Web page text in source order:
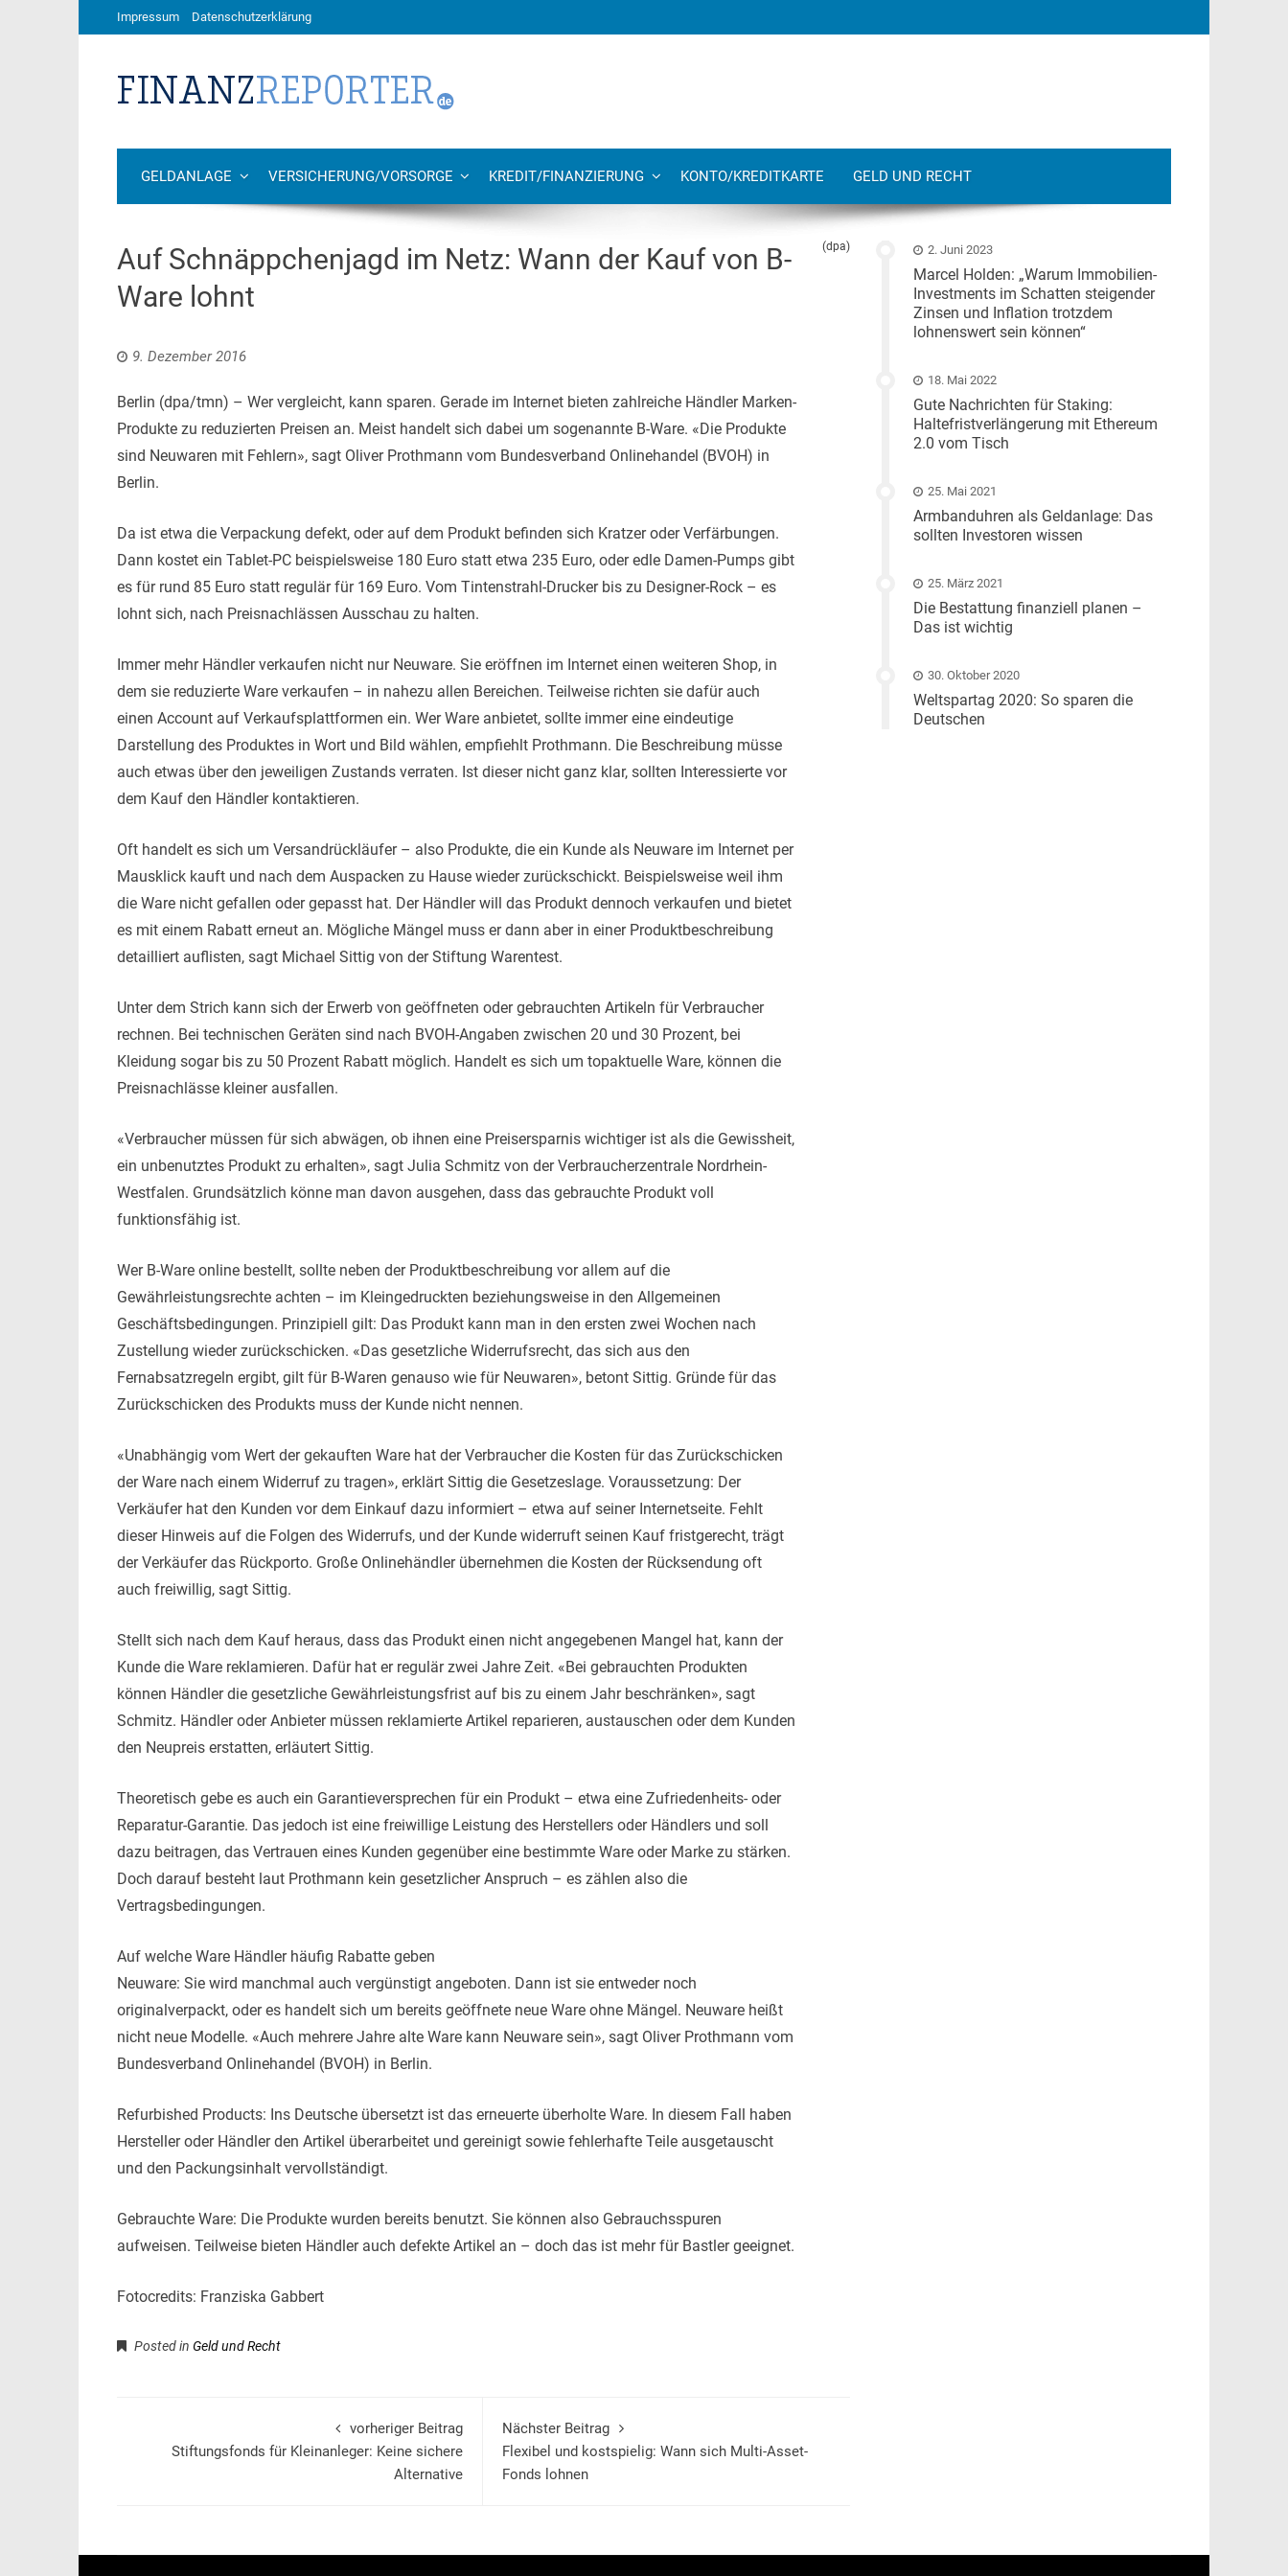
Impressum Datenschutzerklärung
GELDANLAGE VERSICHERUNG/VORSORGE KREDIT/FINANZIERUNG KONTO/KREDITKARTE GELD UND RECHT
Auf Schnäppchenjagd im Netz: Wann der Kauf von B-
Ware lohnt
(dpa)
9. Dezember 2016
Berlin (dpa/tmn) – Wer vergleicht, kann sparen. Gerade im Internet bieten zahlreiche Händler Marken-
Produkte zu reduzierten Preisen an. Meist handelt sich dabei um sogenannte B-Ware. «Die Produkte
sind Neuwaren mit Fehlern», sagt Oliver Prothmann vom Bundesverband Onlinehandel (BVOH) in
Berlin.
Da ist etwa die Verpackung defekt, oder auf dem Produkt befinden sich Kratzer oder Verfärbungen.
Dann kostet ein Tablet-PC beispielsweise 180 Euro statt etwa 235 Euro, oder edle Damen-Pumps gibt
es für rund 85 Euro statt regulär für 169 Euro. Vom Tintenstrahl-Drucker bis zu Designer-Rock – es
lohnt sich, nach Preisnachlässen Ausschau zu halten.
Immer mehr Händler verkaufen nicht nur Neuware. Sie eröffnen im Internet einen weiteren Shop, in
dem sie reduzierte Ware verkaufen – in nahezu allen Bereichen. Teilweise richten sie dafür auch
einen Account auf Verkaufsplattformen ein. Wer Ware anbietet, sollte immer eine eindeutige
Darstellung des Produktes in Wort und Bild wählen, empfiehlt Prothmann. Die Beschreibung müsse
auch etwas über den jeweiligen Zustands verraten. Ist dieser nicht ganz klar, sollten Interessierte vor
dem Kauf den Händler kontaktieren.
Oft handelt es sich um Versandrückläufer – also Produkte, die ein Kunde als Neuware im Internet per
Mausklick kauft und nach dem Auspacken zu Hause wieder zurückschickt. Beispielsweise weil ihm
die Ware nicht gefallen oder gepasst hat. Der Händler will das Produkt dennoch verkaufen und bietet
es mit einem Rabatt erneut an. Mögliche Mängel muss er dann aber in einer Produktbeschreibung
detailliert auflisten, sagt Michael Sittig von der Stiftung Warentest.
Unter dem Strich kann sich der Erwerb von geöffneten oder gebrauchten Artikeln für Verbraucher
rechnen. Bei technischen Geräten sind nach BVOH-Angaben zwischen 20 und 30 Prozent, bei
Kleidung sogar bis zu 50 Prozent Rabatt möglich. Handelt es sich um topaktuelle Ware, können die
Preisnachlässe kleiner ausfallen.
«Verbraucher müssen für sich abwägen, ob ihnen eine Preisersparnis wichtiger ist als die Gewissheit,
ein unbenutztes Produkt zu erhalten», sagt Julia Schmitz von der Verbraucherzentrale Nordrhein-
Westfalen. Grundsätzlich könne man davon ausgehen, dass das gebrauchte Produkt voll
funktionsfähig ist.
Wer B-Ware online bestellt, sollte neben der Produktbeschreibung vor allem auf die
Gewährleistungsrechte achten – im Kleingedruckten beziehungsweise in den Allgemeinen
Geschäftsbedingungen. Prinzipiell gilt: Das Produkt kann man in den ersten zwei Wochen nach
Zustellung wieder zurückschicken. «Das gesetzliche Widerrufsrecht, das sich aus den
Fernabsatzregeln ergibt, gilt für B-Waren genauso wie für Neuwaren», betont Sittig. Gründe für das
Zurückschicken des Produkts muss der Kunde nicht nennen.
«Unabhängig vom Wert der gekauften Ware hat der Verbraucher die Kosten für das Zurückschicken
der Ware nach einem Widerruf zu tragen», erklärt Sittig die Gesetzeslage. Voraussetzung: Der
Verkäufer hat den Kunden vor dem Einkauf dazu informiert – etwa auf seiner Internetseite. Fehlt
dieser Hinweis auf die Folgen des Widerrufs, und der Kunde widerruft seinen Kauf fristgerecht, trägt
der Verkäufer das Rückporto. Große Onlinehändler übernehmen die Kosten der Rücksendung oft
auch freiwillig, sagt Sittig.
Stellt sich nach dem Kauf heraus, dass das Produkt einen nicht angegebenen Mangel hat, kann der
Kunde die Ware reklamieren. Dafür hat er regulär zwei Jahre Zeit. «Bei gebrauchten Produkten
können Händler die gesetzliche Gewährleistungsfrist auf bis zu einem Jahr beschränken», sagt
Schmitz. Händler oder Anbieter müssen reklamierte Artikel reparieren, austauschen oder dem Kunden
den Neupreis erstatten, erläutert Sittig.
Theoretisch gebe es auch ein Garantieversprechen für ein Produkt – etwa eine Zufriedenheits- oder
Reparatur-Garantie. Das jedoch ist eine freiwillige Leistung des Herstellers oder Händlers und soll
dazu beitragen, das Vertrauen eines Kunden gegenüber eine bestimmte Ware oder Marke zu stärken.
Doch darauf besteht laut Prothmann kein gesetzlicher Anspruch – es zählen also die
Vertragsbedingungen.
Auf welche Ware Händler häufig Rabatte geben
Neuware: Sie wird manchmal auch vergünstigt angeboten. Dann ist sie entweder noch
originalverpackt, oder es handelt sich um bereits geöffnete neue Ware ohne Mängel. Neuware heißt
nicht neue Modelle. «Auch mehrere Jahre alte Ware kann Neuware sein», sagt Oliver Prothmann vom
Bundesverband Onlinehandel (BVOH) in Berlin.
Refurbished Products: Ins Deutsche übersetzt ist das erneuerte überholte Ware. In diesem Fall haben
Hersteller oder Händler den Artikel überarbeitet und gereinigt sowie fehlerhafte Teile ausgetauscht
und den Packungsinhalt vervollständigt.
Gebrauchte Ware: Die Produkte wurden bereits benutzt. Sie können also Gebrauchsspuren
aufweisen. Teilweise bieten Händler auch defekte Artikel an – doch das ist mehr für Bastler geeignet.
Fotocredits: Franziska Gabbert
Posted in Geld und Recht
vorheriger Beitrag
Stiftungsfonds für Kleinanleger: Keine sichere
Alternative
Nächster Beitrag
Flexibel und kostspielig: Wann sich Multi-Asset-
Fonds lohnen
2. Juni 2023
Marcel Holden: „Warum Immobilien-
Investments im Schatten steigender
Zinsen und Inflation trotzdem
lohnenswert sein können“
18. Mai 2022
Gute Nachrichten für Staking:
Haltefristverlängerung mit Ethereum
2.0 vom Tisch
25. Mai 2021
Armbanduhren als Geldanlage: Das
sollten Investoren wissen
25. März 2021
Die Bestattung finanziell planen –
Das ist wichtig
30. Oktober 2020
Weltspartag 2020: So sparen die
Deutschen